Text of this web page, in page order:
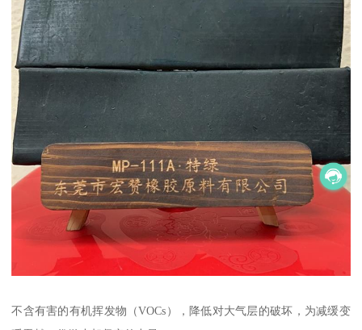
不含有害的有机挥发物（VOCs），降低对大气层的破坏，为减缓变